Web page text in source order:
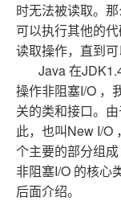
时无法被读取。
可以执行其他的
读取操作，直到可
Java 在
操作非阻塞I/O ，
关的类和接口。
此，也叫 New I/O
个主要的部分组
非阻塞I/O 的核心
后面介绍。